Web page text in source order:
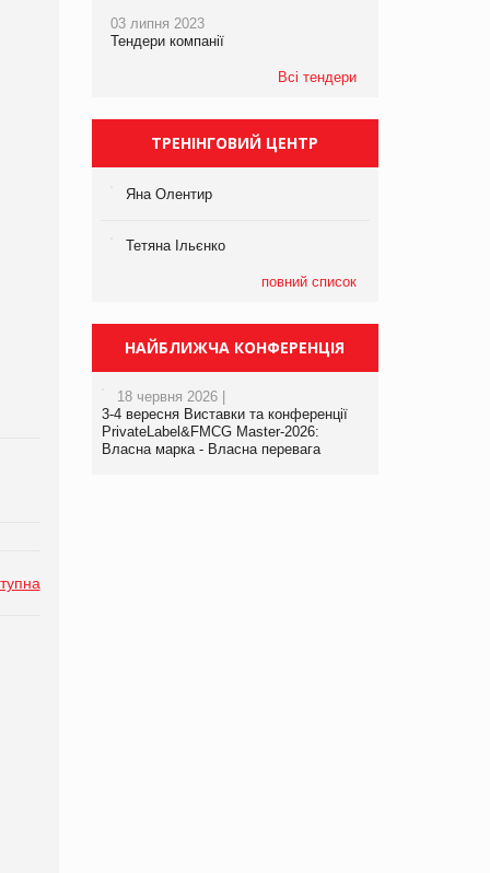
03 липня 2023
Тендери компанії
Всі тендери
ТРЕНІНГОВИЙ ЦЕНТР
Яна Олентир
Тетяна Ільєнко
повний список
НАЙБЛИЖЧА КОНФЕРЕНЦІЯ
18 червня 2026 |
3-4 вересня Виставки та конференції
PrivateLabel&FMCG Master-2026:
Власна марка - Власна перевага